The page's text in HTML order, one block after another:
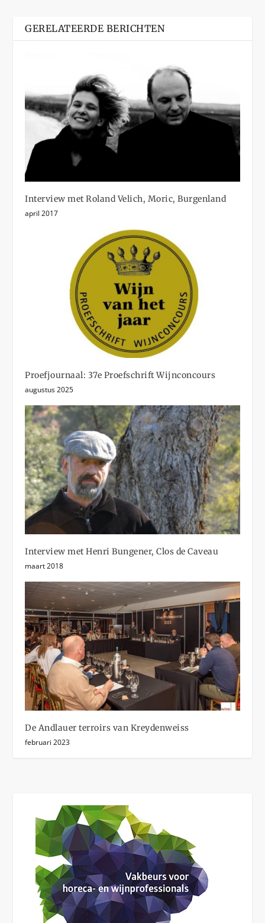
GERELATEERDE BERICHTEN
Interview met Roland Velich, Moric, Burgenland
april 2017
Proefjournaal: 37e Proefschrift Wijnconcours
augustus 2025
Interview met Henri Bungener, Clos de Caveau
maart 2018
De Andlauer terroirs van Kreydenweiss
februari 2023